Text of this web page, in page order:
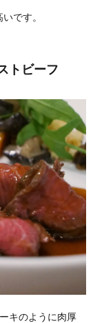
です。
トビーフ
キのように肉厚